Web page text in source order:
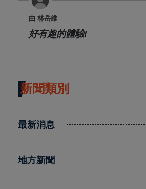
由 林岳維
好有趣的體驗!
新聞類別
最新消息
地方新聞